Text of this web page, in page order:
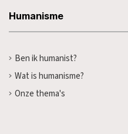
Humanisme
Ben ik humanist?
Wat is humanisme?
Onze thema's